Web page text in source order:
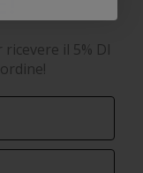
il 5% DI